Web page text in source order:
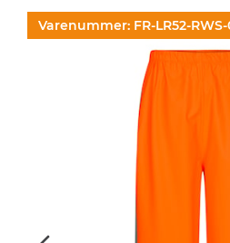
Varenummer: FR-LR52-RWS-